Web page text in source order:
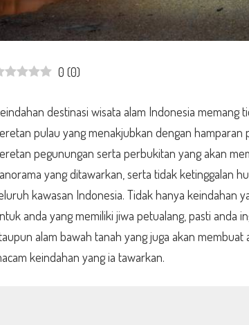
0 (0)
destinasi wisata alam Indonesia memang
pulau yang menakjubkan dengan hamparan
pegunungan serta perbukitan yang akan
yang ditawarkan, serta tidak ketinggalan
kawasan Indonesia. Tidak hanya keindahan
anda yang memiliki jiwa petualang, pasti anda
alam bawah tanah yang juga akan
keindahan yang ia tawarkan.